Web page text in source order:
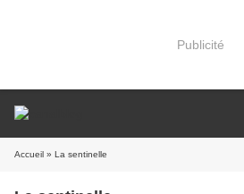
Publicité
Accueil » La sentinelle